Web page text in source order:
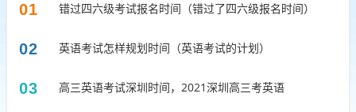
01 错过四六级考试报名时间（错过了四六级报名时间）
02 英语考试怎样规划时间（英语考试的计划）
03 高三英语考试深圳时间，2021深圳高三考英语